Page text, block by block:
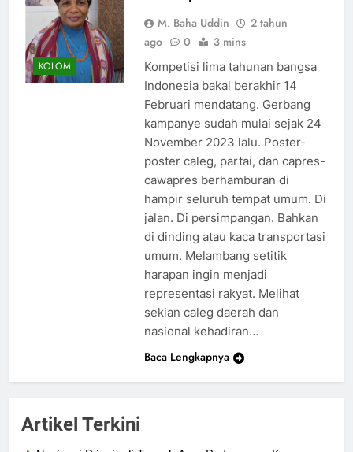
KOLOM
M. Baha Uddin
2 tahun
ago
0 3 mins
Kompetisi lima tahunan bangsa
Indonesia bakal berakhir 14
Februari mendatang. Gerbang
kampanye sudah mulai sejak 24
November 2023 lalu. Poster-
poster caleg, partai, dan capres-
cawapres berhamburan di
hampir seluruh tempat umum. Di
jalan. Di persimpangan. Bahkan
di dinding atau kaca transportasi
umum. Melambang setitik
harapan ingin menjadi
representasi rakyat. Melihat
sekian caleg daerah dan
nasional kehadiran…
Baca Lengkapnya
Artikel Terkini